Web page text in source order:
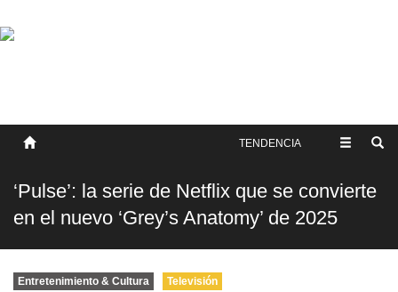
SOBRE NOSOTROS
TENDENCIA
‘Pulse’: la serie de Netflix que se convierte
en el nuevo ‘Grey’s Anatomy’ de 2025
Entretenimiento & Cultura Televisión